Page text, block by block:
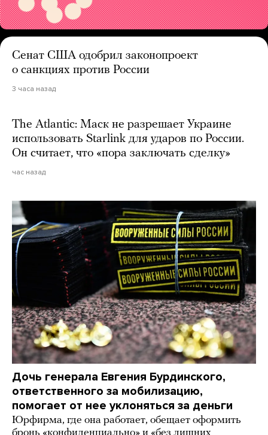
Сенат США одобрил законопроект
о санкциях против России
3 часа назад
The Atlantic: Маск не разрешает Украине
использовать Starlink для ударов по России.
Он считает, что «пора заключать сделку»
час назад
Дочь генерала Евгения Бурдинского,
ответственного за мобилизацию,
помогает от нее уклоняться за деньги
Юрфирма, где она работает, обещает оформить